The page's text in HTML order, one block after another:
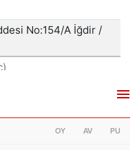
OY AV PU